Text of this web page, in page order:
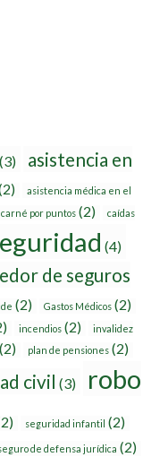
(3)
asistencia en
asistencia médica en el
carné por puntos(2) caídas
(4)
de seguros
(2) Gastos Médicos (2)
incendios (2) invalidez
(2) plan de pensiones (2)
civil (3) robo
seguridad infantil (2)
de defensa jurídica (2)